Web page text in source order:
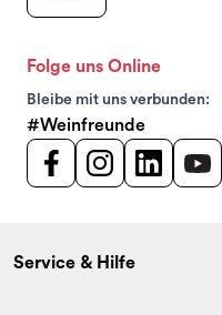
Folge uns Online
Bleibe mit uns verbunden:
#Weinfreunde
Service & Hilfe